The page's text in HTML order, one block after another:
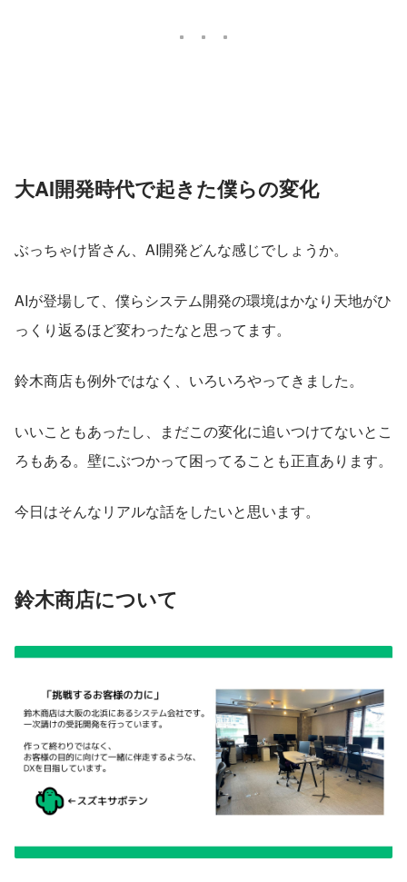
大AI開発時代で起きた僕らの変化
ぶっちゃけ皆さん、AI開発どんな感じでしょうか。
AIが登場して、僕らシステム開発の環境はかなり天地がひ
っくり返るほど変わったなと思ってます。
鈴木商店も例外ではなく、いろいろやってきました。
いいこともあったし、まだこの変化に追いつけてないとこ
ろもある。壁にぶつかって困ってることも正直あります。
今日はそんなリアルな話をしたいと思います。
鈴木商店について